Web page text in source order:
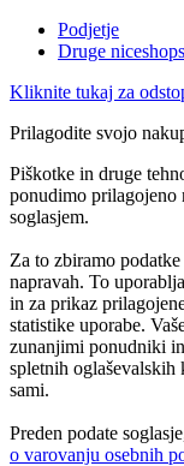
Podjetje
Druge
Kliknite tukaj za
Prilagodite svojo
Piškotke in druge
ponudimo prilagojeno
soglasjem.
Za to zbiramo
napravah. To
in za prikaz
statistike uporabe.
zunanjimi ponudniki
spletnih oglaševalskih
sami.
Preden podate
o varovanju osebnih